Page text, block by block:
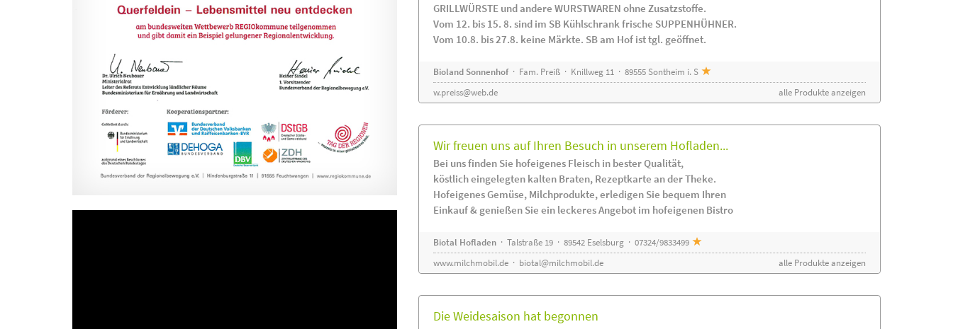
GRILLWÜRSTE und andere WURSTWAREN ohne Zusatzstoffe.
Vom 12. bis 15. 8. sind im SB Kühlschrank frische SUPPENHÜHNER.
Vom 10.8. bis 27.8. keine Märkte. SB am Hof ist tgl. geöffnet.
Bioland Sonnenhof· Fam. Preiß · Knillweg 11 · 89555 Sontheim i. S
w.preiss@web.de
alle Produkte anzeigen
Wir freuen uns auf Ihren Besuch in unserem Hofladen...
Bei uns finden Sie hofeigenes Fleisch in bester Qualität,
köstlich eingelegten kalten Braten, Rezeptkarte an der Theke.
Hofeigenes Gemüse, Milchprodukte, erledigen Sie bequem Ihren
Einkauf & genießen Sie ein leckeres Angebot im hofeigenen Bistro
Biotal Hofladen· Talstraße 19 · 89542 Eselsburg · 07324/9833499
www.milchmobil.de· biotal@milchmobil.de alle Produkte anzeigen
Die Weidesaison hat begonnen